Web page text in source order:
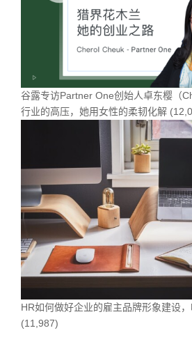
谷露专访Partner One创始人卓东樱（
行业的高压，她用女性的柔韧化解
HR如何做好企业的雇主品牌形象建设，
(11,987)